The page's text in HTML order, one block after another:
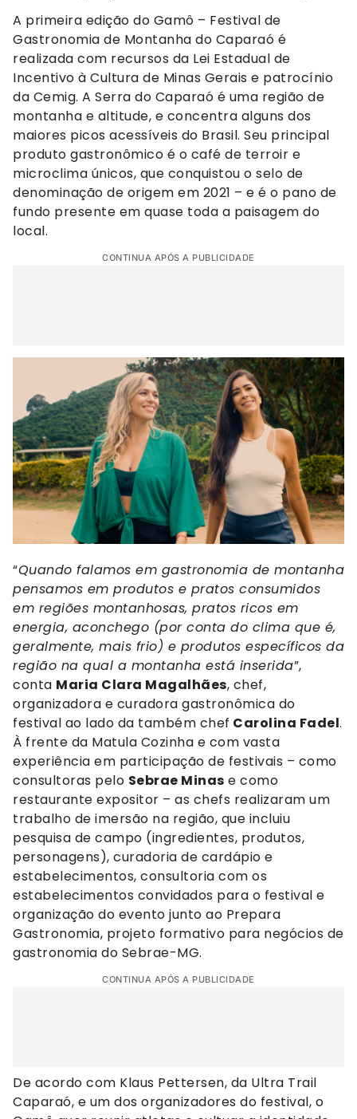
A primeira edição do Gamô – Festival de
Gastronomia de Montanha do Caparaó é
realizada com recursos da Lei Estadual de
Incentivo à Cultura de Minas Gerais e patrocínio
da Cemig. A Serra do Caparaó é uma região de
montanha e altitude, e concentra alguns dos
maiores picos acessíveis do Brasil. Seu principal
produto gastronômico é o café de terroir e
microclima únicos, que conquistou o selo de
denominação de origem em 2021 – e é o pano de
fundo presente em quase toda a paisagem do
local.
CONTINUA APÓS A PUBLICIDADE
“Quando falamos em gastronomia de montanha
pensamos em produtos e pratos consumidos
em regiões montanhosas, pratos ricos em
energia, aconchego (por conta do clima que é,
geralmente, mais frio) e produtos específicos da
região na qual a montanha está inserida”,
conta Maria Clara Magalhães, chef,
organizadora e curadora gastronômica do
festival ao lado da também chef Carolina Fadel.
À frente da Matula Cozinha e com vasta
experiência em participação de festivais – como
consultoras pelo Sebrae Minas e como
restaurante expositor – as chefs realizaram um
trabalho de imersão na região, que incluiu
pesquisa de campo (ingredientes, produtos,
personagens), curadoria de cardápio e
estabelecimentos, consultoria com os
estabelecimentos convidados para o festival e
organização do evento junto ao Prepara
Gastronomia, projeto formativo para negócios de
gastronomia do Sebrae-MG.
CONTINUA APÓS A PUBLICIDADE
De acordo com Klaus Pettersen, da Ultra Trail
Caparaó, e um dos organizadores do festival, o